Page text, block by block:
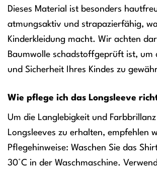
Dieses Material ist besonders
atmungsaktiv und strapazierfähig,
Kinderkleidung macht. Wir achten
Baumwolle schadstoffgeprüft ist, um
und Sicherheit Ihres Kindes zu
Wie pflege ich das Longsleeve
Um die Langlebigkeit und Farbbrillanz
Longsleeves zu erhalten, empfehlen
Pflegehinweise: Waschen Sie das
30°C in der Waschmaschine.